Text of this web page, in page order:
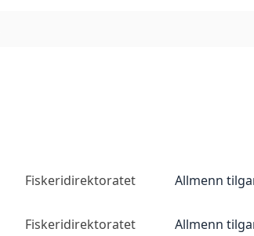
Fiskeridirektoratet Allmenn
Fiskeridirektoratet Allmenn